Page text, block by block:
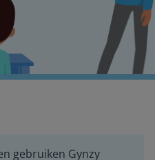
gebruiken Gynzy